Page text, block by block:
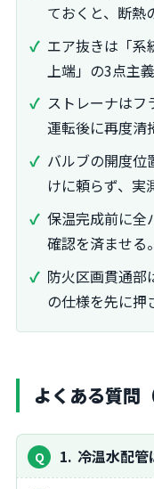
ておくと、断熱
エア抜きは「系
上端」の3点主
ストレーナはフ
運転後に再度清
バルブの開度位
けに頼らず、実
保温完成前に全
確認を済ませる。
防火区画貫通部
の仕様を先に押
よくある質問
1 冷温水配管